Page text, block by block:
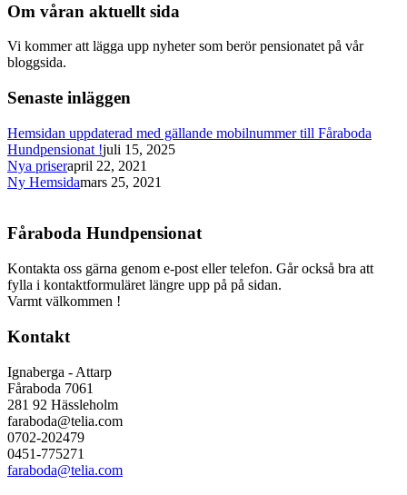
Om våran aktuellt sida
Vi kommer att lägga upp nyheter som berör pensionatet på vår
bloggsida.
Senaste inläggen
Hemsidan uppdaterad med gällande mobilnummer till Fåraboda
Hundpensionat !juli 15, 2025
Nya priserapril 22, 2021
Ny Hemsidamars 25, 2021
Fåraboda Hundpensionat
Kontakta oss gärna genom e-post eller telefon. Går också bra att
fylla i kontaktformuläret längre upp på på sidan.
Varmt välkommen !
Kontakt
Ignaberga - Attarp
Fåraboda 7061
281 92 Hässleholm
faraboda@telia.com
0702-202479
0451-775271
faraboda@telia.com